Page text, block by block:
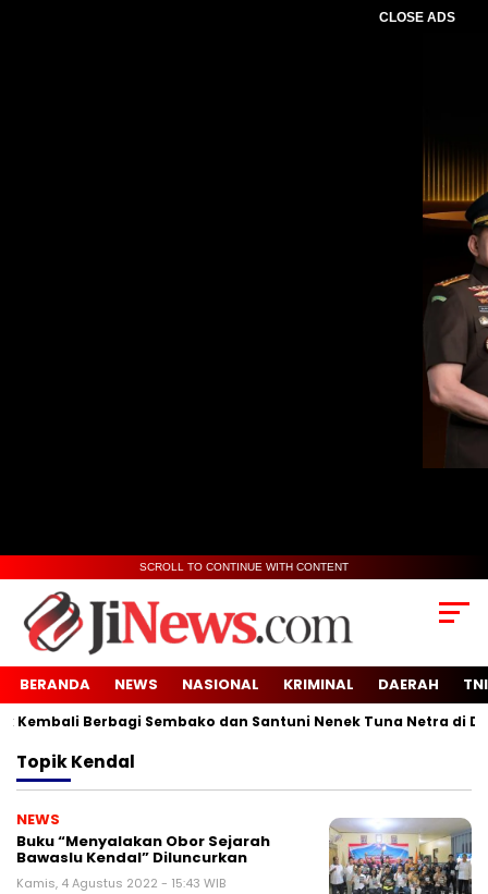
CLOSE ADS
SCROLL TO CONTINUE WITH CONTENT
BERANDA NEWS NASIONAL KRIMINAL DAERAH
Berbagi Sembako dan Santuni Nenek Tuna Netra di Desa
TopikKendal
NEWS
Buku “Menyalakan Obor Sejarah
Bawaslu Kendal” Diluncurkan
Kamis, 4 Agustus 2022 - 15:43 WIB